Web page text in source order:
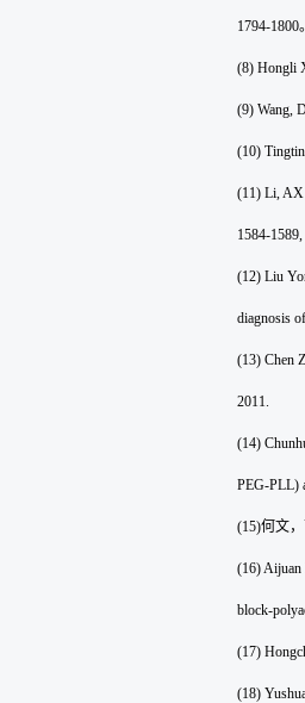
1794-1800。
(8) Hongli
(9) Wang,
(10)
(11) Li, AX
1584-
(12) Liu
diagnosis
(13) Chen
2011.
(14)
PEG-PLL)
(15)何文
(16) Aijuan
block-
(17)
(18)